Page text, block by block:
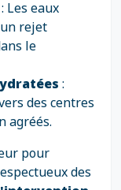
: Les eaux
rejet
le
:
des centres
agréés.
pour
des